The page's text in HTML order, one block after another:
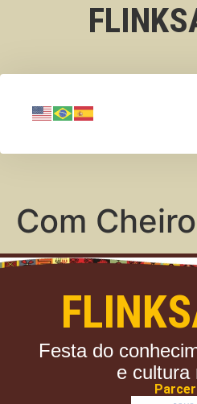
Com Cheiro
Festa do
e cultura